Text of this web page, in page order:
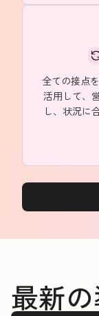
全ての接点
活用して、
し、状況に
最新